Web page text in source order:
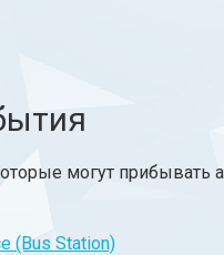
могут прибывать
(Bus Station)